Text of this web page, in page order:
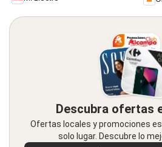
Descubra ofertas
Ofertas locales y promociones
solo lugar. Descubre lo